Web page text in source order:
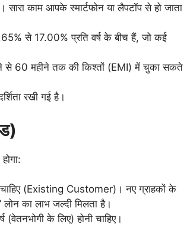
काम आपके स्मार्टफोन या लैपटॉप से हो जाता
से 17.00% प्रति वर्ष के बीच हैं, जो कई
से 60 महीने तक की किश्तों (EMI) में चुका सकते
रखी गई है।
(Existing Customer)। नए ग्राहकों के
लोन का लाभ जल्दी मिलता है।
के लिए) होनी चाहिए।